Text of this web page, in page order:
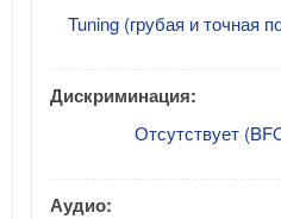
Tuning (грубая и точная
Дискриминация:
Отсутствует
Аудио: